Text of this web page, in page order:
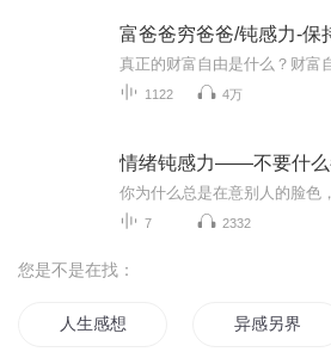
富爸爸穷爸爸/钝感力-保
1122 4万
情绪钝感力——不要什么
7 2332
您是不是在找：
人生感想 异感另界